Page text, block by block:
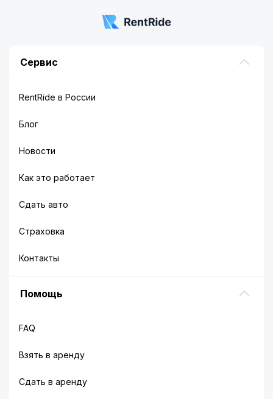
Сервис
RentRide в России
Блог
Новости
Как это работает
Сдать авто
Страховка
Контакты
Помощь
FAQ
Взять в аренду
Сдать в аренду